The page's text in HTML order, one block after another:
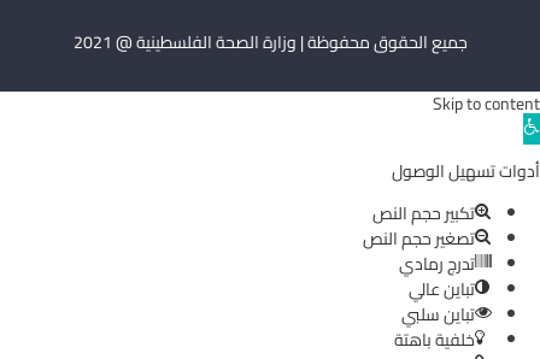
جميع الحقوق محفوظة | وزارة الصحة الفلسطينية @ 2021
Skip to content
Open
toolbar
أدوات تسهيل الوصول
تكبير حجم النص
تصغير حجم النص
تدرج رمادي
تباين عالي
تباين سلبي
خلفية باهتة